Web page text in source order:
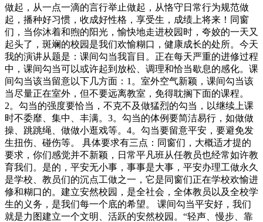
做起，从一点一滴的言行举止做起，从恪守日常行为规范做
起，播种好习惯，收成好性格，享受生，成绩上将来！同窗
们，当你沐着和煦的阳光，愉快地走进校园时，夸姣的一天又
起头了，斑斓的校园是我们欢愉糊口，健康成长的处所。今天
我的演讲从题是：课间勾当我盲目。正在每天严重的进修过程
中，课间勾当可以或许起到放松、调理和恰当歇息的感化。课
间勾当该当留意以下几方面：1。室外空气新颖，课间勾当该
当尽量正在室外，但不要远离教室，免得耽搁下面的课程。
2。勾当的强度要恰当，不克不及做猛烈的勾当，以继续上课
时不委靡、集中、丰满。3。勾当的体例要简洁易行，如做做
操、跳跳绳、做做小逛戏等。4。勾当要留意平安，要避免发
生扭伤、碰伤等。 具体要求有三点：同窗们，大概适才提的
要求，你们感觉并不新颖，日常平凡班从任教员也经常如许教
育我们。是的，平安无小事，事事是大事，平安办理工做永久
是学校、教员们的沉点工做之一，它是同窗们正在学校欢愉进
修和糊口的。建立安然校园，是全社会，全体教员以及全校学
生的义务，是我们每一个底的希望。 课间勾当平安好，我们
就是力图建立一个文明、活跃的安然校园。“轻声、慢步、靠